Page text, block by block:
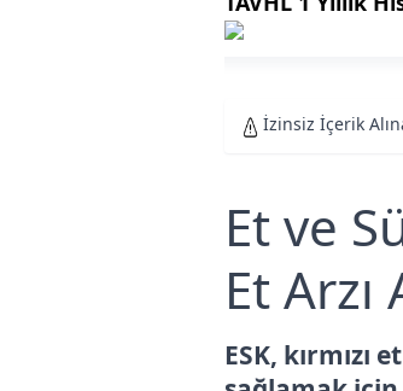
İzinsiz İçerik
Et ve
Et Arzı
ESK, kırmızı